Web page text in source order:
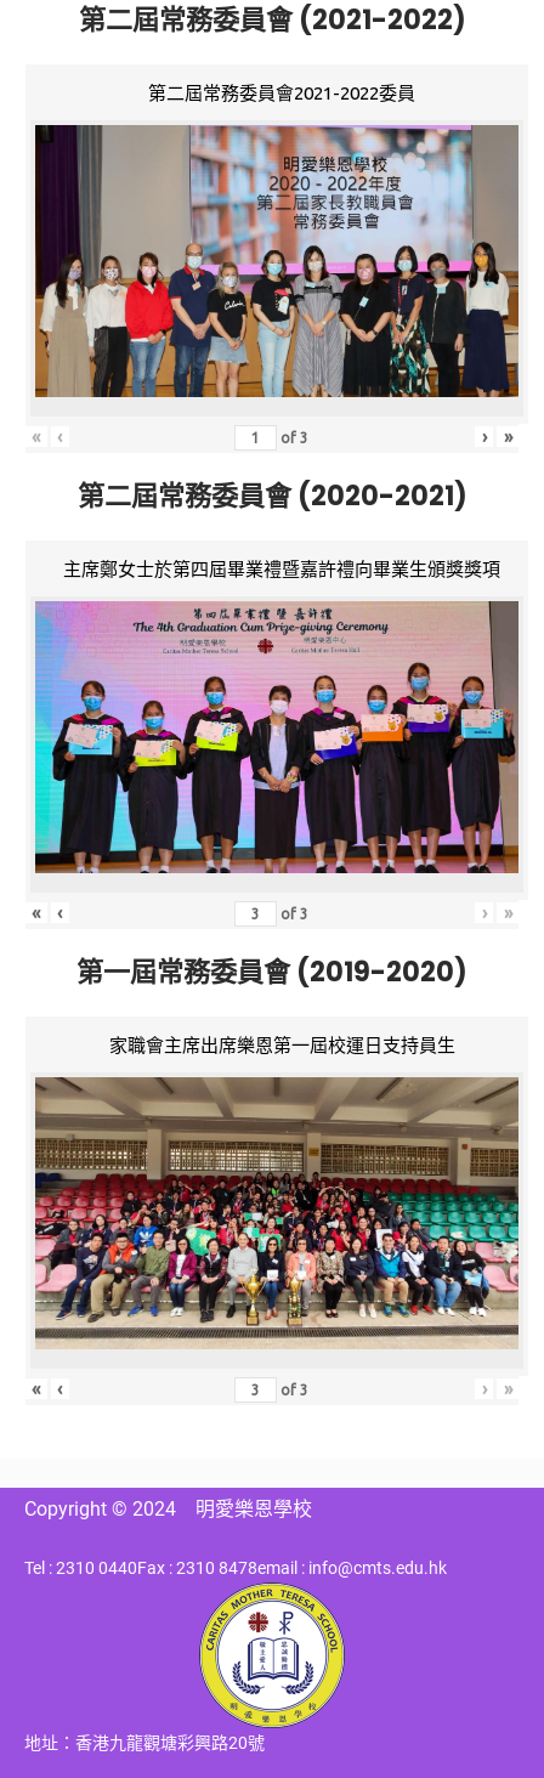
第二屆常務委員會 (2021-2022)
第二屆常務委員會2021-2022委員
« ‹ of3 › »
第二屆常務委員會 (2020-2021)
主席鄭女士於第四屆畢業禮暨嘉許禮向畢業生頒獎獎項
« ‹ of3 › »
第一屆常務委員會 (2019-2020)
家職會主席出席樂恩第一屆校運日支持員生
« ‹ of3 › »
Copyright © 2024 明愛樂恩學校
Tel : 2310 0440Fax : 2310 8478email : info@cmts.edu.hk
地址：香港九龍觀塘彩興路20號